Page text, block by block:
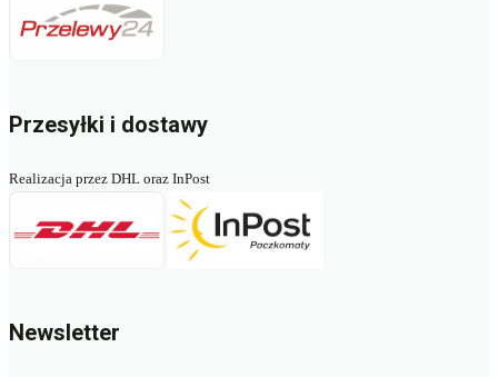
Przesyłki i dostawy
Realizacja przez DHL oraz InPost
Newsletter